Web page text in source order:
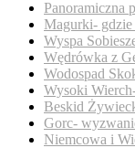
Panoramiczna
Magurki- gdzie
Wyspa
Wędrówka z
Wodospad
Wysoki
Beskid
Gorc-
Niemcowa i